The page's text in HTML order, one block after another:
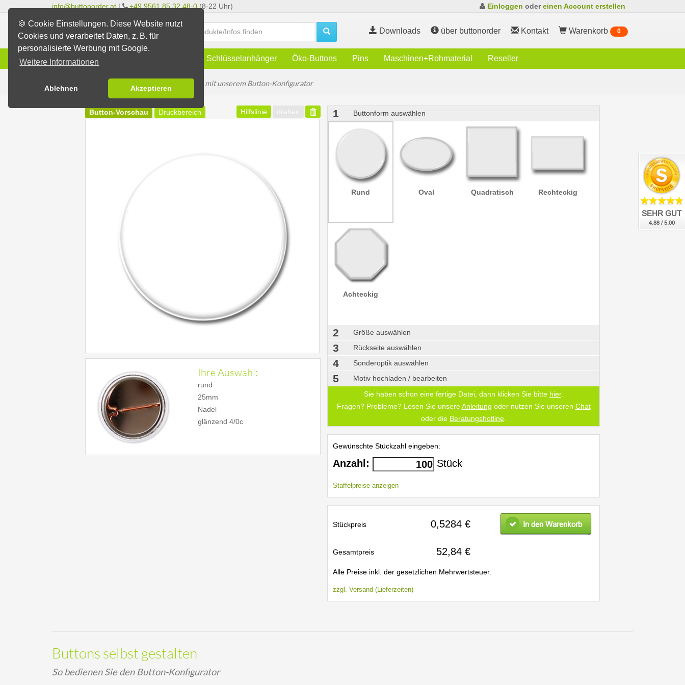
🍪 Cookie Einstellungen. Diese Website nutzt
Cookies und verarbeitet Daten, z. B. für
personalisierte Werbung mit Google.
Weitere Informationen
Ablehnen Akzeptieren
info@buttonorder.at | +49 9561 85 32 48-0 (8-22 Uhr) Einloggen odereinen Account erstellen
Downloads über buttonorder Kontakt Warenkorb 0
Infos Schlüsselanhänger Öko-Buttons Pins Maschinen+Rohmaterial Reseller
Buttons selbst gestalten - mit unserem Button-Konfigurator
Button-Vorschau Druckbereich Hilfslinie
Ihre Auswahl:
rund
25mm
Nadel
glänzend 4/0c
1 Buttonform auswählen
Rund Oval Quadratisch Rechteckig
Achteckig
2 Größe auswählen
3 Rückseite auswählen
4 Sonderoptik auswählen
5
Motiv hochladen / bearbeiten
Sie haben schon eine fertige Datei, dann klicken Sie bitte hier.
Fragen? Probleme? Lesen Sie unsereAnleitung oder nutzen Sie unseren Chat
oder die Beratungshotline
Gewünschte Stückzahl eingeben:
Anzahl: Stück
Staffelpreise anzeigen
Stückpreis 0,5284 €
Gesamtpreis 52,84 €
In den Warenkorb
Alle Preise inkl. der gesetzlichen Mehrwertsteuer.
zzgl. Versand (Lieferzeiten)
Buttons selbst gestalten
So bedienen Sie den Button-Konfigurator
SEHR GUT
4.88 / 5.00